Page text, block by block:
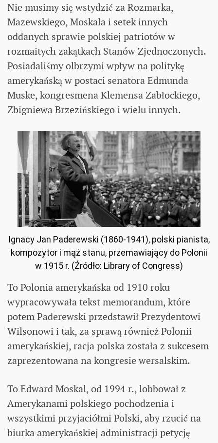
Nie musimy się wstydzić za Rozmarka,
Mazewskiego, Moskala i setek innych
oddanych sprawie polskiej patriotów w
rozmaitych zakątkach Stanów Zjednoczonych.
Posiadaliśmy olbrzymi wpływ na politykę
amerykańską w postaci senatora Edmunda
Muske, kongresmena Klemensa Zabłockiego,
Zbigniewa Brzezińskiego i wielu innych.
Ignacy Jan Paderewski (1860-1941), polski pianista,
kompozytor i mąż stanu, przemawiający do Polonii
w 1915 r. (Źródło: Library of Congress)
To Polonia amerykańska od 1910 roku
wypracowywała tekst memorandum, które
potem Paderewski przedstawił Prezydentowi
Wilsonowi i tak, za sprawą również Polonii
amerykańskiej, racja polska została z sukcesem
zaprezentowana na kongresie wersalskim.
To Edward Moskal, od 1994 r., lobbował z
Amerykanami polskiego pochodzenia i
wszystkimi przyjaciółmi Polski, aby rzucić na
biurka amerykańskiej administracji petycję